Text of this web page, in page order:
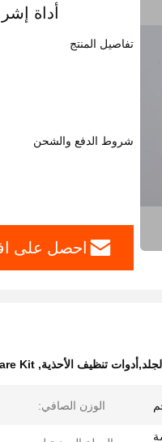
أداة
تفاصيل المنتج
شروط الدفع والشحن
احصل على
تنظيف الأحذية,
Kit
الوزن الصافي: